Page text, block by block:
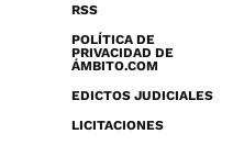
RSS
POLÍTICA DE
PRIVACIDAD DE
ÁMBITO.COM
EDICTOS JUDICIALES
LICITACIONES